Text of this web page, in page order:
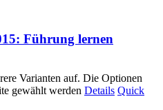
Führung lernen
Varianten auf. Die Optionen
gewählt werden Details Quick